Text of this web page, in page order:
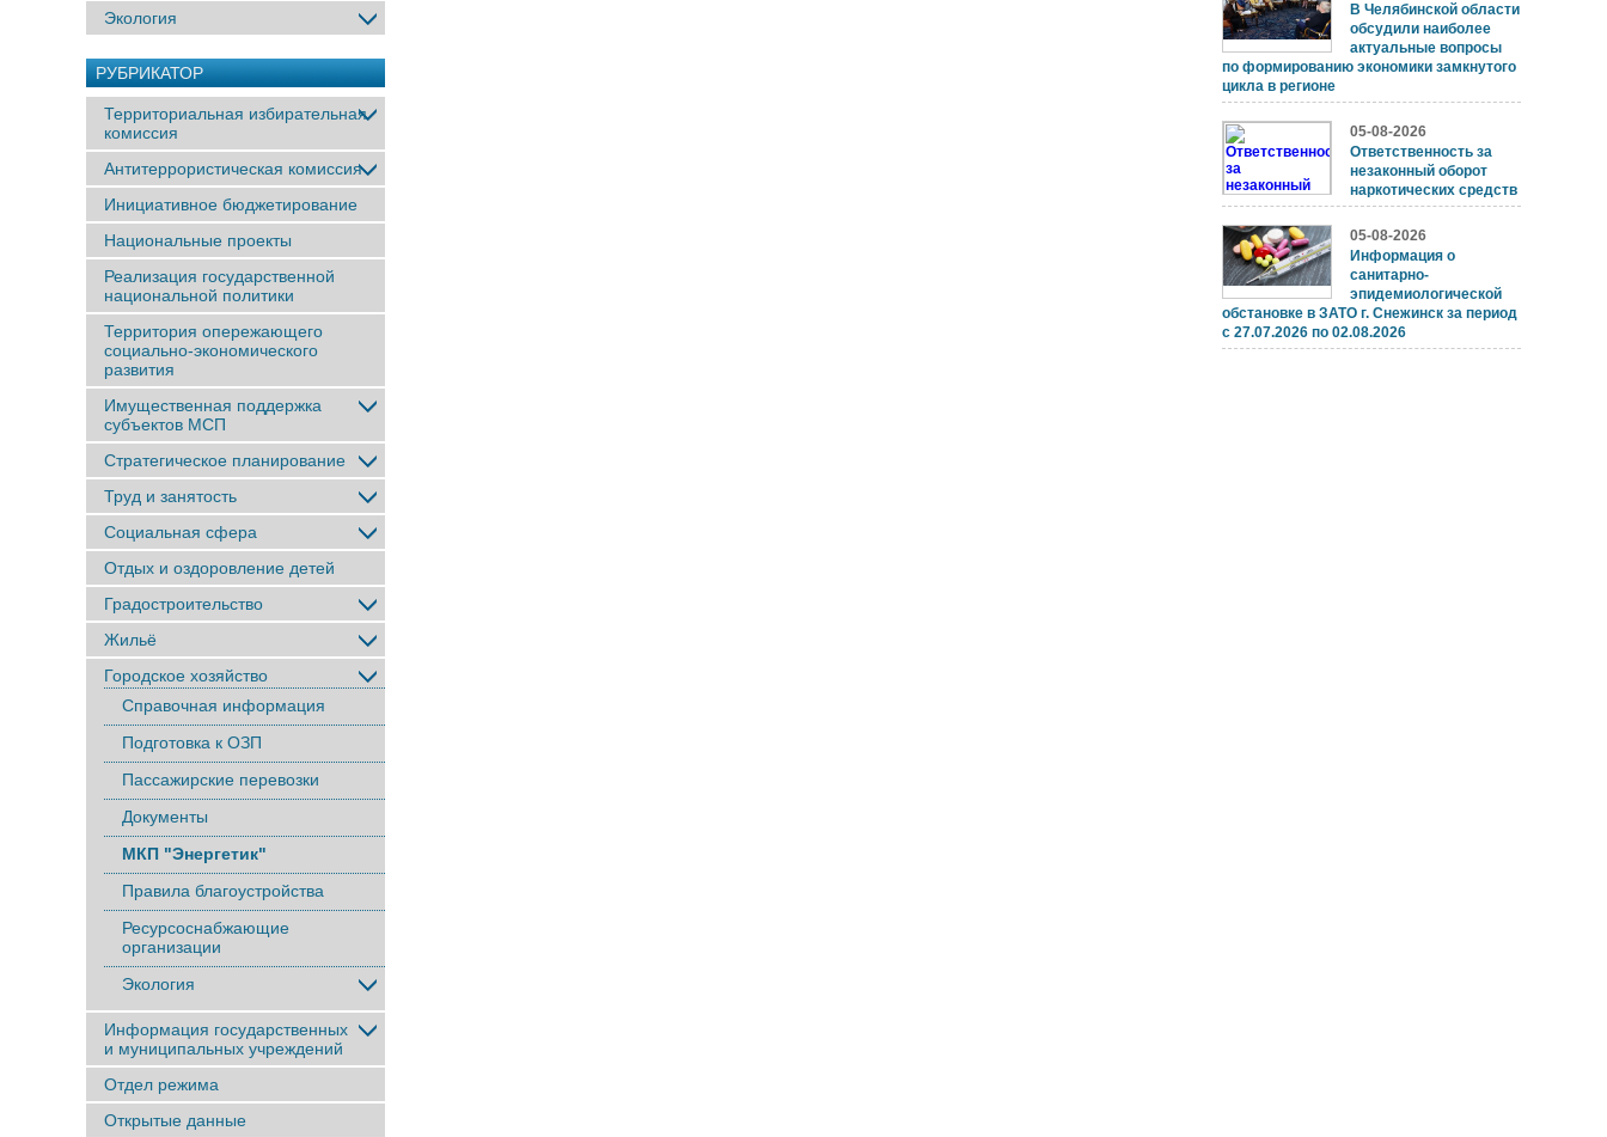
Экология
РУБРИКАТОР
Территориальная избирательная
комиссия
Антитеррористическая комиссия
Инициативное бюджетирование
Национальные проекты
Реализация государственной
национальной политики
Территория опережающего
социально-экономического
развития
Имущественная поддержка
субъектов МСП
Стратегическое планирование
Труд и занятость
Социальная сфера
Отдых и оздоровление детей
Градостроительство
Жильё
Городское хозяйство
Справочная информация
Подготовка к ОЗП
Пассажирские перевозки
Документы
МКП "Энергетик"
Правила благоустройства
Ресурсоснабжающие
организации
Экология
Информация государственных
и муниципальных учреждений
Отдел режима
Открытые данные
В Челябинской области
обсудили наиболее
актуальные вопросы
по формированию экономики замкнутого
цикла в регионе
05-08-2026
Ответственность за
незаконный оборот
наркотических средств
05-08-2026
Информация о
санитарно-
эпидемиологической
обстановке в ЗАТО г. Снежинск за период
с 27.07.2026 по 02.08.2026